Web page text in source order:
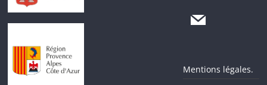
Mentions légales.